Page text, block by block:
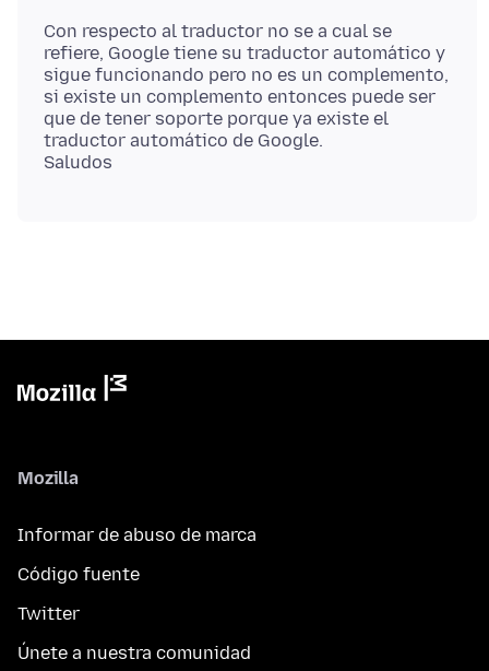
Con respecto al traductor no se a cual se
refiere, Google tiene su traductor automático y
sigue funcionando pero no es un complemento,
si existe un complemento entonces puede ser
que de tener soporte porque ya existe el
traductor automático de Google.
Mozilla
Informar de abuso de marca
Código fuente
Twitter
Únete a nuestra comunidad